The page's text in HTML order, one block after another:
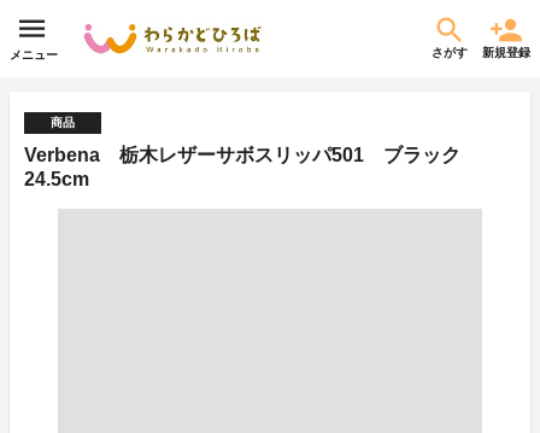
メニュー さがす 新規登録
商品
Verbena 栃木レザーサボスリッパ501 ブラック
24.5cm